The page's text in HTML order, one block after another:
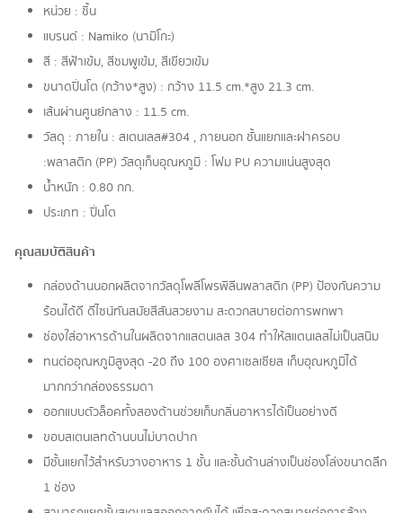
หน่วย : ชิ้น
แบรนด์ : Namiko (นามิโกะ)
สี : สีฟ้าเข้ม, สีชมพูเข้ม, สีเขียวเข้ม
ขนาดปิ่นโต (กว้าง*สูง) : กว้าง 11.5 cm.*สูง 21.3 cm.
เส้นผ่านศูนย์กลาง : 11.5 cm.
วัสดุ : ภายใน : สเตนเลส#304 , ภายนอก ชั้นแยกและฝาครอบ
:พลาสติก (PP) วัสดุเก็บอุณหภูมิ : โฟม PU ความแน่นสูงสุด
น้ำหนัก : 0.80 กก.
ประเภท : ปิ่นโต
คุณสมบัติสินค้า
กล่องด้านนอกผลิตจากวัสดุโพลีโพรพิลีนพลาสติก (PP) ป้องกันความ
ร้อนได้ดี ดีไซน์ทันสมัยสีสันสวยงาม สะดวกสบายต่อการพกพา
ช่องใส่อาหารด้านในผลิตจากแสตนเลส 304 ทำให้สแตนเลสไม่เป็นสนิม
ทนต่ออุณหภูมิสูงสุด -20 ถึง 100 องศาเซลเซียส เก็บอุณหภูมิได้
มากกว่ากล่องธรรมดา
ออกแบบตัวล็อคทั้งสองด้านช่วยเก็บกลิ่นอาหารได้เป็นอย่างดี
ขอบสเตนเลทด้านบนไม่บาดปาก
มีชั้นแยกไว้สำหรับวางอาหาร 1 ชั้น และชั้นด้านล่างเป็นช่องโล่งขนาดลึก
1 ช่อง